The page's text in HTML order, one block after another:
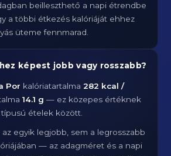
beilleszthető a napi étrendbe
a többi étkezés kalóriáját ehhez
üteme fennmarad.
képest jobb vagy rosszabb?
Por kalóriatartalma282 kcal /
14.1 g — ez közepes értéknek
ételek között.
az egyik legjobb, sem a legrosszabb
— az adagméret és a napi